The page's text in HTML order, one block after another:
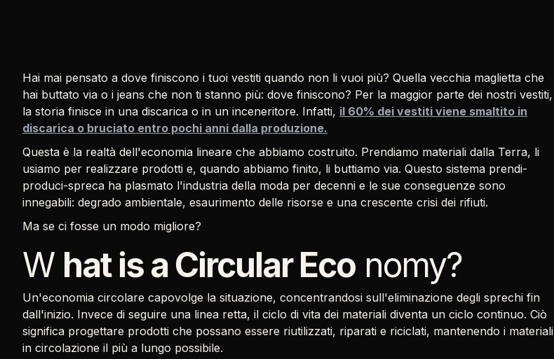
Hai mai pensato a dove finiscono i tuoi vestiti quando non li vuoi più? Quella vecchia maglietta che
hai buttato via o i jeans che non ti stanno più: dove finiscono? Per la maggior parte dei nostri vestiti,
la storia finisce in una discarica o in un inceneritore. Infatti, il 60% dei vestiti viene smaltito in
discarica o bruciato entro pochi anni dalla produzione.
Questa è la realtà dell'economia lineare che abbiamo costruito. Prendiamo materiali dalla Terra, li
usiamo per realizzare prodotti e, quando abbiamo finito, li buttiamo via. Questo sistema prendi-
produci-spreca ha plasmato l'industria della moda per decenni e le sue conseguenze sono
innegabili: degrado ambientale, esaurimento delle risorse e una crescente crisi dei rifiuti.
Ma se ci fosse un modo migliore?
W hat is a Circular Eco nomy?
Un'economia circolare capovolge la situazione, concentrandosi sull'eliminazione degli sprechi fin
dall'inizio. Invece di seguire una linea retta, il ciclo di vita dei materiali diventa un ciclo continuo. Ciò
significa progettare prodotti che possano essere riutilizzati, riparati e riciclati, mantenendo i materiali
in circolazione il più a lungo possibile.